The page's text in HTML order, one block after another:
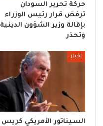
حركة تحرير السودان
ترفض قرار رئيس الوزراء
بإقالة وزير الشؤون الدينية
وتحذر
اخبار
السيناتور الأمريكي كريس